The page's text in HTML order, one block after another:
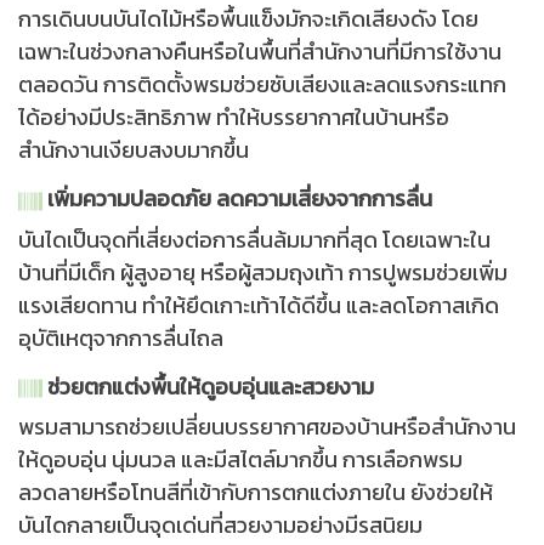
การเดินบนบันไดไม้หรือพื้นแข็งมักจะเกิดเสียงดัง โดย
เฉพาะในช่วงกลางคืนหรือในพื้นที่สำนักงานที่มีการใช้งาน
ตลอดวัน การติดตั้งพรมช่วยซับเสียงและลดแรงกระแทก
ได้อย่างมีประสิทธิภาพ ทำให้บรรยากาศในบ้านหรือ
สำนักงานเงียบสงบมากขึ้น
เพิ่มความปลอดภัย ลดความเสี่ยงจากการลื่น
บันไดเป็นจุดที่เสี่ยงต่อการลื่นล้มมากที่สุด โดยเฉพาะใน
บ้านที่มีเด็ก ผู้สูงอายุ หรือผู้สวมถุงเท้า การปูพรมช่วยเพิ่ม
แรงเสียดทาน ทำให้ยึดเกาะเท้าได้ดีขึ้น และลดโอกาสเกิด
อุบัติเหตุจากการลื่นไถล
ช่วยตกแต่งพื้นให้ดูอบอุ่นและสวยงาม
พรมสามารถช่วยเปลี่ยนบรรยากาศของบ้านหรือสำนักงาน
ให้ดูอบอุ่น นุ่มนวล และมีสไตล์มากขึ้น การเลือกพรม
ลวดลายหรือโทนสีที่เข้ากับการตกแต่งภายใน ยังช่วยให้
บันไดกลายเป็นจุดเด่นที่สวยงามอย่างมีรสนิยม